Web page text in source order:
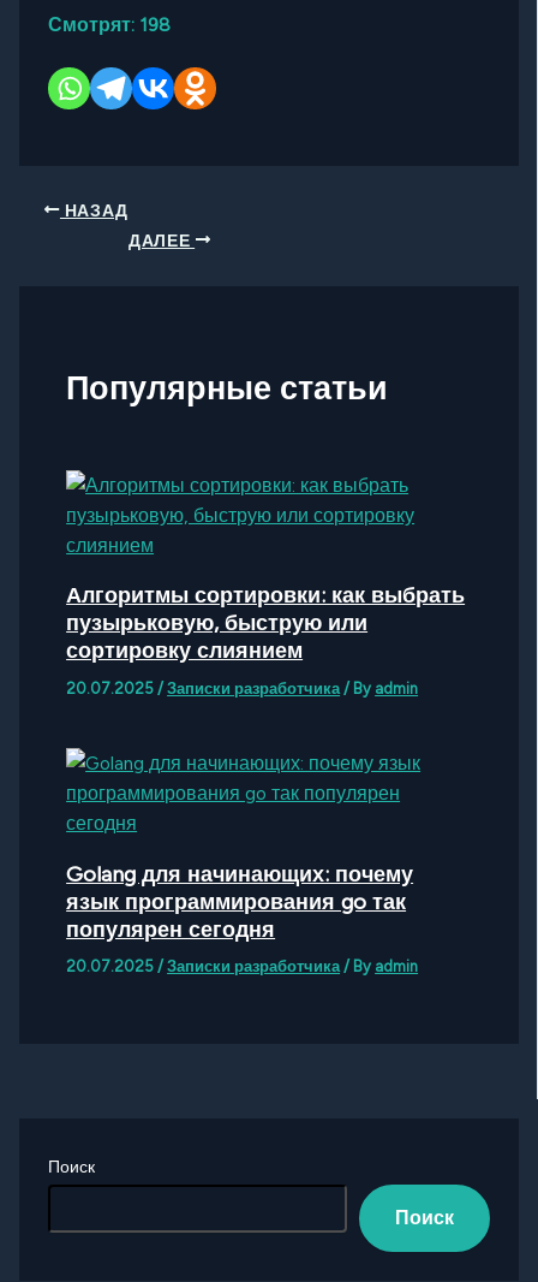
Смотрят: 198
НАЗАД
ДАЛЕЕ
Популярные статьи
Алгоритмы сортировки: как выбрать
пузырьковую, быструю или
сортировку слиянием
20.07.2025 /Записки разработчика / By admin
Golang для начинающих: почему
язык программирования go так
популярен сегодня
20.07.2025/Записки разработчика/ By admin
Поиск
Поиск